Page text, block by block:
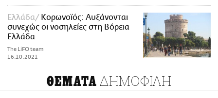
Ελλάδα
Κορωνοϊός: Αυξάνονται
συνεχώς οι νοσηλείες στη Βόρεια
Ελλάδα
The LiFO team
16.10.2021
ΘΕΜΑΤΑ ΔΗΜΟΦΙΛΗ